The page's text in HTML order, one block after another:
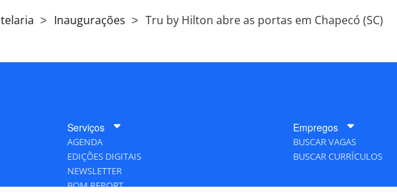
Inaugurações Tru by Hilton abre as portas em Chapecó (SC)
Serviços
AGENDA
EDIÇÕES DIGITAIS
NEWSLETTER
BOM REPORT
Empregos
BUSCAR VAGAS
BUSCAR CURRÍCULOS